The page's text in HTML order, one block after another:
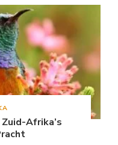
Afrika’s